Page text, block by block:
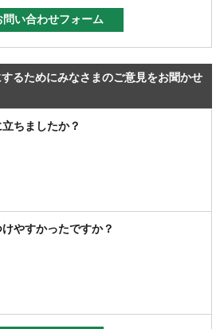
るためにみなさまのご意見をお聞かせ
ちましたか？
やすかったですか？